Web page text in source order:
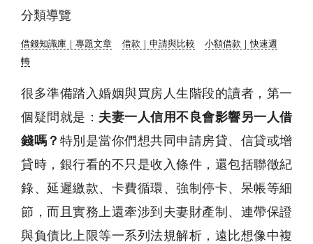
分類導覽
借錢知識庫｜專題文章 借款｜申請與比較
小額借款｜快速週
轉
很多準備踏入婚姻與買房人生階段的讀者，第一
個疑問就是： 夫妻一人信用不良會影響另一人借
錢嗎？ 特別是當你們想共同申請房貸、信貸或增
貸時，銀行看的不只是收入條件，還包括聯徵紀
錄、延遲繳款、卡費循環、強制停卡、呆帳等細
節，而且實務上還牽涉到夫妻財產制、連帶保證
與負債比上限等一系列法規解析，遠比想像中複